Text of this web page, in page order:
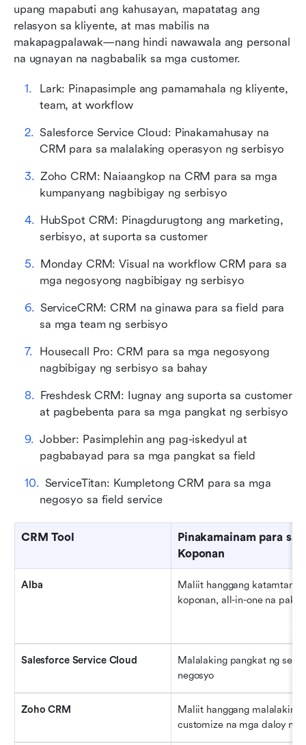
upang mapabuti ang kahusayan, mapatatag ang
relasyon sa kliyente, at mas mabilis na
makapagpalawak—nang hindi nawawala ang personal
na ugnayan na nagbabalik sa mga customer.
Lark: Pinapasimple ang pamamahala ng kliyente,
team, at workflow
Salesforce Service Cloud: Pinakamahusay na
CRM para sa malalaking operasyon ng serbisyo
Zoho CRM: Naiaangkop na CRM para sa mga
kumpanyang nagbibigay ng serbisyo
HubSpot CRM: Pinagdurugtong ang marketing,
serbisyo, at suporta sa customer
Monday CRM: Visual na workflow CRM para sa
mga negosyong nagbibigay ng serbisyo
ServiceCRM: CRM na ginawa para sa field para
sa mga team ng serbisyo
Housecall Pro: CRM para sa mga negosyong
nagbibigay ng serbisyo sa bahay
Freshdesk CRM: Iugnay ang suporta sa customer
at pagbebenta para sa mga pangkat ng serbisyo
Jobber: Pasimplehin ang pag-iskedyul at
pagbabayad para sa mga pangkat sa field
ServiceTitan: Kumpletong CRM para sa mga
negosyo sa field service
CRM Tool
Pinakamainam para sa
Koponan
Alba
Maliit hanggang
koponan, all-in-one na
Salesforce Service Cloud
Malalaking pangkat ng
negosyo
Zoho CRM
Maliit hanggang malalaking
customize na mga daloy ng
Mga Madalas Itanong
Kaugnay na pagbasa